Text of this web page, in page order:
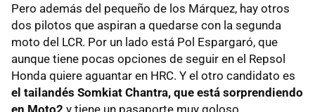
Pero además del pequeño de los Márquez, hay otros
dos pilotos que aspiran a quedarse con la segunda
moto del LCR. Por un lado está Pol Espargaró, que
aunque tiene pocas opciones de seguir en el Repsol
Honda quiere aguantar en HRC. Y el otro candidato es
el tailandés Somkiat Chantra, que está sorprendiendo
en Moto2 y tiene un pasaporte muy goloso.